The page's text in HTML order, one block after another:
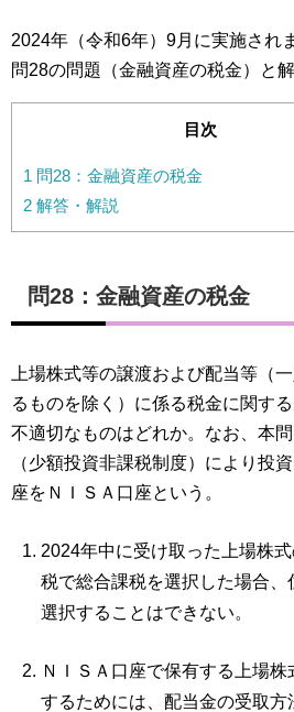
2024年（令和6年）9月に実施され
問28の問題（金融資産の税金）と
目次
1 問28：金融資産の税金
2 解答・解説
問28：金融資産の税金
上場株式等の譲渡および配当等（
るものを除く）に係る税金に関す
不適切なものはどれか。なお、本
（少額投資非課税制度）により投
座をＮＩＳＡ口座という。
2024年中に受け取った上場株
税で総合課税を選択した場合
選択することはできない。
ＮＩＳＡ口座で保有する上場
するためには、配当金の受取